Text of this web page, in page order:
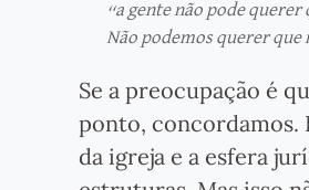
“a gente não pode querer
Não podemos querer
Se a preocupação é
ponto, concordamos.
da igreja e a esfera